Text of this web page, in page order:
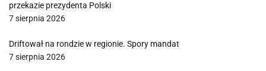
przekazie prezydenta Polski
7 sierpnia 2026
Driftował na rondzie w regionie. Spory mandat
7 sierpnia 2026